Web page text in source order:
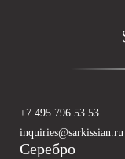
Серебро
+7 495 796 53 53
inquiries@sarkissian.ru